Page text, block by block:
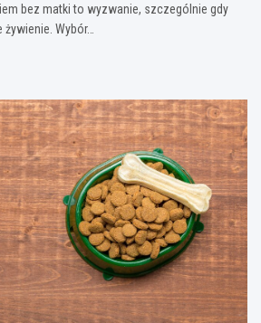
bez matki to wyzwanie, szczególnie gdy
Wybór…